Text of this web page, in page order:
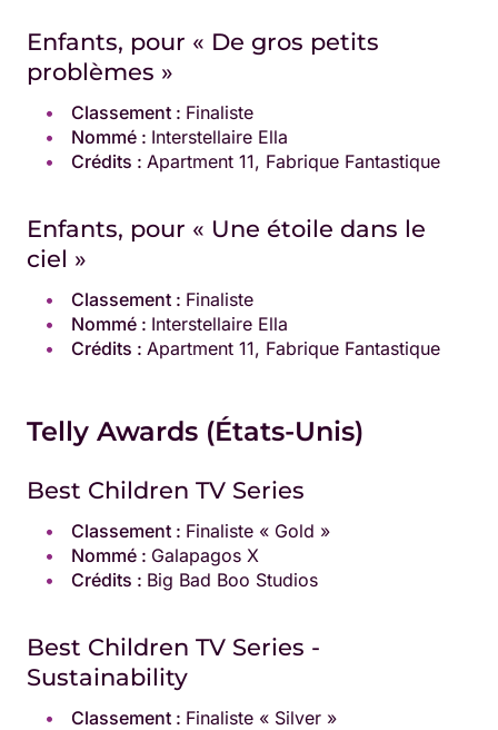
Enfants, pour « De gros petits
problèmes »
Classement : Finaliste
Nommé : Interstellaire Ella
Crédits : Apartment 11, Fabrique Fantastique
Enfants, pour « Une étoile dans le
ciel »
Classement : Finaliste
Nommé : Interstellaire Ella
Crédits : Apartment 11, Fabrique Fantastique
Telly Awards (États-Unis)
Best Children TV Series
Classement : Finaliste « Gold »
Nommé : Galapagos X
Crédits : Big Bad Boo Studios
Best Children TV Series -
Sustainability
Classement : Finaliste « Silver »